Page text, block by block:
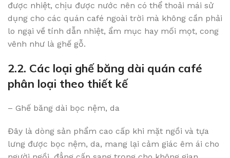
được nhiệt, chịu được nước nên có thể thoải mái sử
dụng cho các quán café ngoài trời mà không cần phải
lo ngại về tính dẫn nhiệt, ẩm mục hay mối mọt, cong
vênh như là ghế gỗ.
2.2. Các loại ghế băng dài quán café
phân loại theo thiết kế
– Ghế băng dài bọc nệm, da
Đây là dòng sản phẩm cao cấp khi mặt ngồi và tựa
lưng được bọc nệm, da, mang lại cảm giác êm ái cho